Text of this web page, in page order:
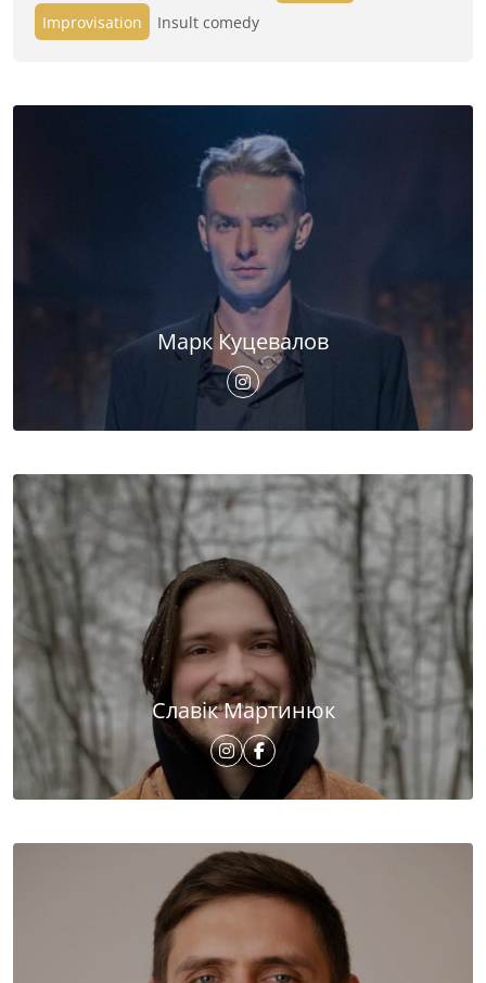
Improvisation
Insult comedy
Марк Куцевалов
Славік Мартинюк